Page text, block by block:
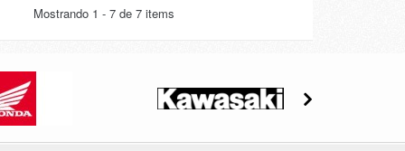
Mostrando 1 - 7 de 7 items